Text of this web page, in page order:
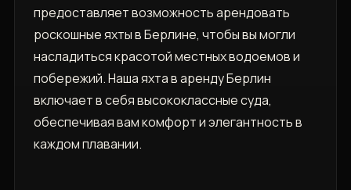
предоставляет возможность арендовать
роскошные яхты в Берлине, чтобы вы могли
насладиться красотой местных водоемов и
побережий. Наша яхта в аренду Берлин
включает в себя высококлассные суда,
обеспечивая вам комфорт и элегантность в
каждом плавании.